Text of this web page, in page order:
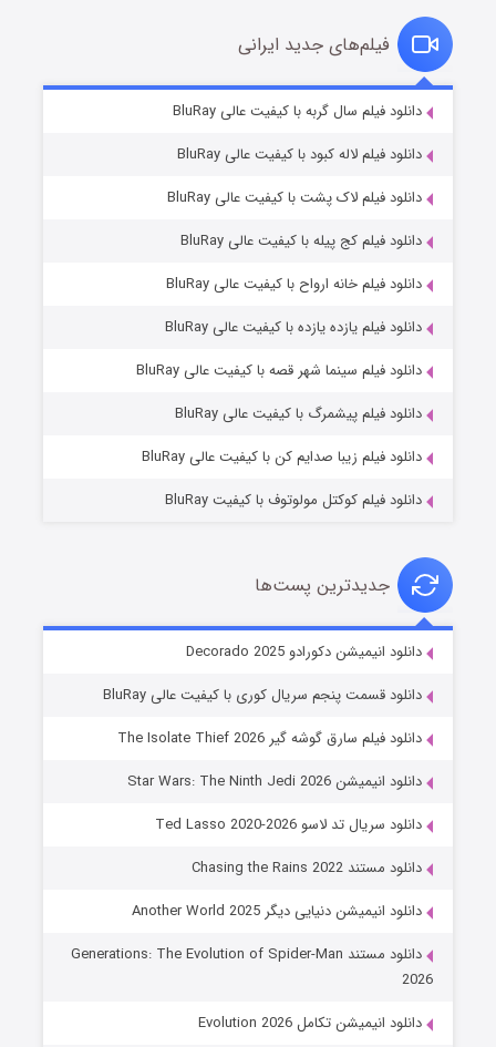
قسمت۷ (زیرنویس) منتشر شد
خاندان اژدها فصل ۳
جادوگری در مغولستان
قسمت۱۴ (زیرنویس) منتشر شد
فیلم‌های جدید ایرانی
دانلود فیلم سال گربه با کیفیت عالی BluRay
دانلود فیلم لاله کبود با کیفیت عالی BluRay
دانلود فیلم لاک پشت با کیفیت عالی BluRay
دانلود فیلم کج‌ پیله با کیفیت عالی BluRay
دانلود فیلم خانه ارواح با کیفیت عالی BluRay
دانلود فیلم یازده یازده با کیفیت عالی BluRay
دانلود فیلم سینما شهر قصه با کیفیت عالی BluRay
دانلود فیلم پیشمرگ با کیفیت عالی BluRay
دانلود فیلم زیبا صدایم کن با کیفیت عالی BluRay
دانلود فیلم کوکتل مولوتوف با کیفیت BluRay
جدیدترین پست‌ها
دانلود انیمیشن دکورادو Decorado 2025
دانلود قسمت پنجم سریال کوری با کیفیت عالی BluRay
دانلود فیلم سارق گوشه گیر The Isolate Thief 2026
دانلود انیمیشن Star Wars: The Ninth Jedi 2026
دانلود سریال تد لاسو Ted Lasso 2020-2026
دانلود مستند Chasing the Rains 2022
دانلود انیمیشن دنیایی دیگر Another World 2025
دانلود مستند Generations: The Evolution of Spider-Man
2026
دانلود انیمیشن تکامل Evolution 2026